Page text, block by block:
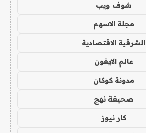
شوف ويب
مجلة الاسهم
الشرقية الاقتصادية
عالم الايفون
مدونة كوكان
صحيفة نهج
كار نيوز